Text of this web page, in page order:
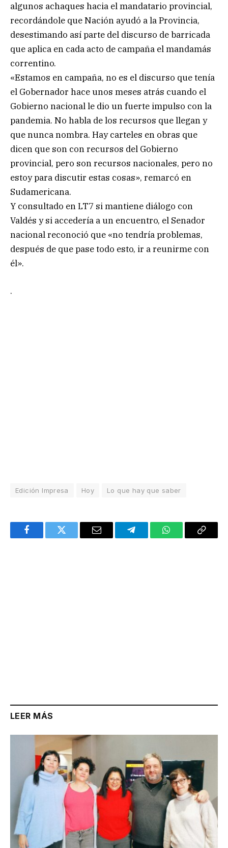
algunos achaques hacia el mandatario provincial,
recordándole que Nación ayudó a la Provincia,
desestimando así parte del discurso de barricada
que aplica en cada acto de campaña el mandamás
correntino.
«Estamos en campaña, no es el discurso que tenía
el Gobernador hace unos meses atrás cuando el
Gobierno nacional le dio un fuerte impulso con la
pandemia. No habla de los recursos que llegan y
que nunca nombra. Hay carteles en obras que
dicen que son con recursos del Gobierno
provincial, pero son recursos nacionales, pero no
estoy para discutir estas cosas», remarcó en
Sudamericana.
Y consultado en LT7 si mantiene diálogo con
Valdés y si accedería a un encuentro, el Senador
nacional reconoció que «no tendría problemas,
después de que pase todo esto, ir a reunirme con
él».
.
Edición Impresa Hoy Lo que hay que saber
FacebookTwitter Email TelegramWhatsAppCopy
LEER MÁS